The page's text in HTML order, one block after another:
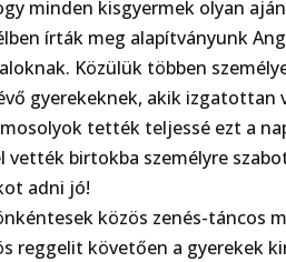
minden kisgyermek olyan
írták meg alapítványunk
Közülük többen
gyerekeknek, akik
tették teljessé ezt a
birtokba személyre
adni jó!
közös zenés-táncos
reggelit követően a gyerekek